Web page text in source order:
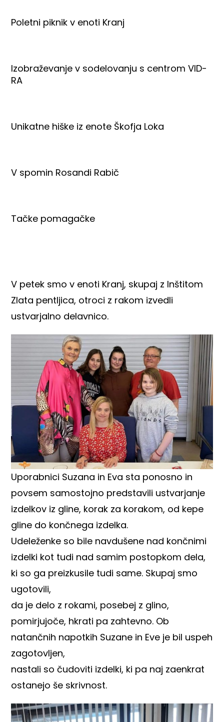
Poletni piknik v enoti Kranj
Izobraževanje v sodelovanju s centrom VID-
RA
Unikatne hiške iz enote Škofja Loka
V spomin Rosandi Rabič
Tačke pomagačke
V petek smo v enoti Kranj, skupaj z Inštitom
Zlata pentljica, otroci z rakom izvedli
ustvarjalno delavnico.
Uporabnici Suzana in Eva sta ponosno in
povsem samostojno predstavili ustvarjanje
izdelkov iz gline, korak za korakom, od kepe
gline do končnega izdelka.
Udeleženke so bile navdušene nad končnimi
izdelki kot tudi nad samim postopkom dela,
ki so ga preizkusile tudi same. Skupaj smo
ugotovili,
da je delo z rokami, posebej z glino,
pomirjujoče, hkrati pa zahtevno. Ob
natančnih napotkih Suzane in Eve je bil uspeh
zagotovljen,
nastali so čudoviti izdelki, ki pa naj zaenkrat
ostanejo še skrivnost.